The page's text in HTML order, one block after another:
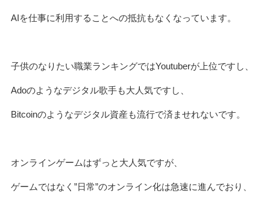
AIを仕事に利用することへの抵抗もなくなっています。
子供のなりたい職業ランキングではYoutuberが上位ですし、
Adoのようなデジタル歌手も大人気ですし、
Bitcoinのようなデジタル資産も流行で済ませれないです。
オンラインゲームはずっと大人気ですが、
ゲームではなく”日常”のオンライン化は急速に進んでおり、